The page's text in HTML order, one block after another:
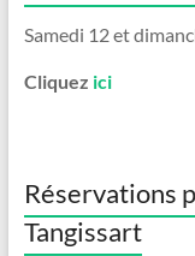
Samedi 12 et
Cliquez ici
Réservations
Tangissart